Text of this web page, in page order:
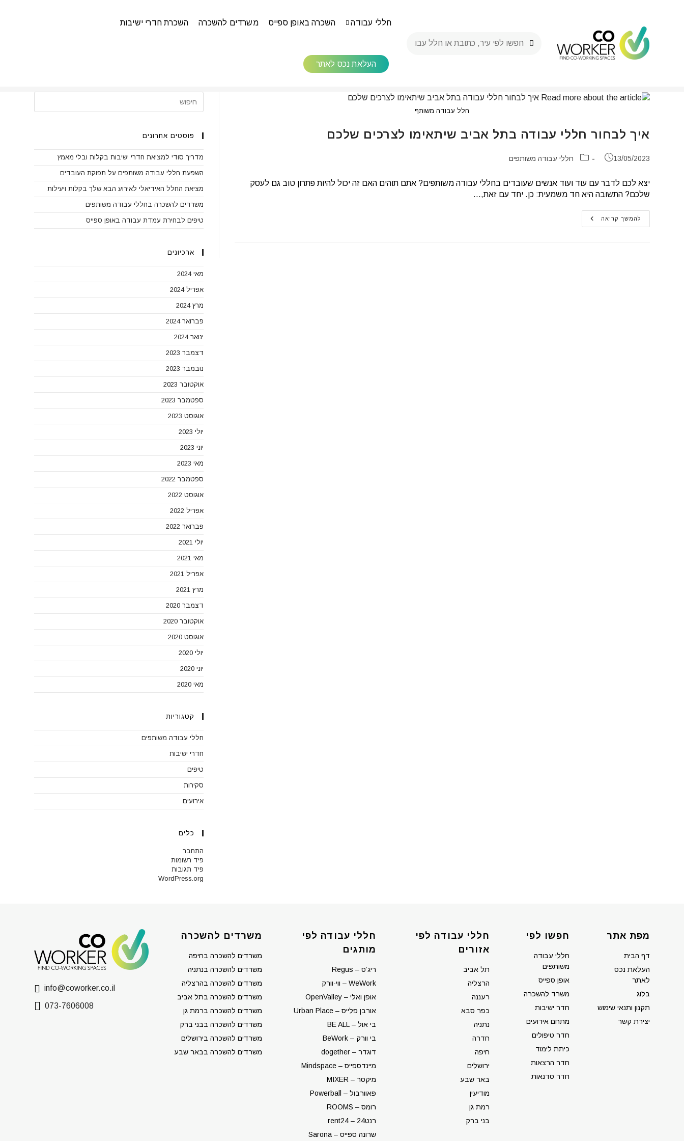
חללי עבודה השכרה באופן ספייס משרדים להשכרה השכרת חדרי ישיבות
העלאת נכס לאתר מתחם עבודה
חלל עבודה משותף
איך לבחור חללי עבודה בתל אביב שיתאימו לצרכים שלכם
פורסם:
13/05/2023 קטגוריה:חללי עבודה משותפים
יצא לכם לדבר עם עוד ועוד אנשים שעובדים בחללי עבודה משותפים? אתם תוהים האם זה יכול להיות פתרון טוב גם לעסק
שלכם? התשובה היא חד משמעית: כן. יחד עם זאת,…
להמשך קריאה
איך
לבחור
פוסטים אחרונים
מדריך סודי למציאת חדרי ישיבות בקלות ובלי מאמץ
השפעת חללי עבודה משותפים על תפוקת העובדים
מציאת החלל האידיאלי לאירוע הבא שלך בקלות ויעילות
משרדים להשכרה בחללי עבודה משותפים
טיפים לבחירת עמדת עבודה באופן ספייס
ארכיונים
מאי 2024
אפריל 2024
מרץ 2024
פברואר 2024
ינואר 2024
דצמבר 2023
נובמבר 2023
אוקטובר 2023
ספטמבר 2023
אוגוסט 2023
יולי 2023
יוני 2023
מאי 2023
ספטמבר 2022
אוגוסט 2022
אפריל 2022
פברואר 2022
יולי 2021
מאי 2021
אפריל 2021
מרץ 2021
דצמבר 2020
אוקטובר 2020
אוגוסט 2020
יולי 2020
יוני 2020
מאי 2020
קטגוריות
חללי עבודה משותפים
חדרי ישיבות
טיפים
סקירות
אירועים
כלים
התחבר
פיד רשומות
פיד תגובות
WordPress.org
מפת אתר
דף הבית
העלאת נכס
לאתר
בלוג
תקנון ותנאי שימוש
יצירת קשר
חפשו לפי
חללי עבודה
משותפים
אופן ספייס
משרד להשכרה
חדר ישיבות
מתחם אירועים
חדר טיפולים
כיתת לימוד
חדר הרצאות
חדר סדנאות
חללי עבודה לפי
אזורים
תל אביב
הרצליה
רעננה
כפר סבא
נתניה
חדרה
חיפה
ירושלים
באר שבע
מודיעין
רמת גן
בני ברק
חללי עבודה לפי
מותגים
ריג’ס – Regus
WeWork – ווי-וורק
אופן ואלי – OpenValley
אורבן פלייס – Urban Place
בי אול – BE ALL
בי וורק – BeWork
דוגדר – dogether
מיינדספייס – Mindspace
מיקסר – MIXER
פאוורבול – Powerball
רומס – ROOMS
רנט24 – rent24
שרונה ספייס – Sarona
משרדים להשכרה
משרדים להשכרה בחיפה
משרדים להשכרה בנתניה
משרדים להשכרה בהרצליה
משרדים להשכרה בתל אביב
משרדים להשכרה ברמת גן
משרדים להשכרה בבני ברק
משרדים להשכרה בירושלים
משרדים להשכרה בבאר שבע
info@coworker.co.il
073-7606008